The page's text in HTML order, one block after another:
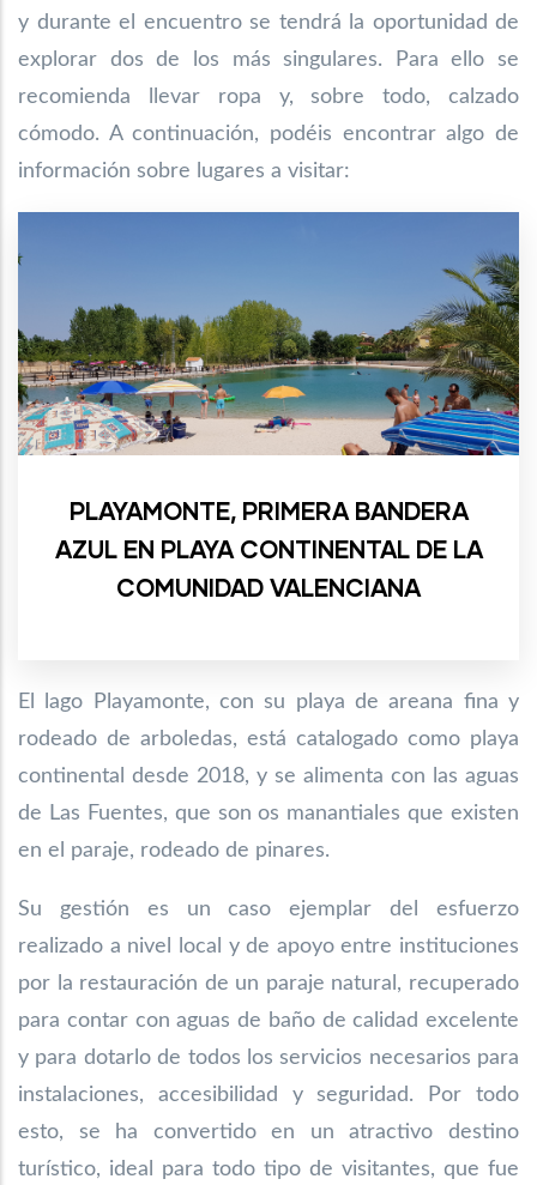
y durante el encuentro se tendrá la oportunidad de
explorar dos de los más singulares. Para ello se
recomienda llevar ropa y, sobre todo, calzado
cómodo. A continuación, podéis encontrar algo de
información sobre lugares a visitar:
PLAYAMONTE, PRIMERA BANDERA
AZUL EN PLAYA CONTINENTAL DE LA
COMUNIDAD VALENCIANA
El lago Playamonte, con su playa de areana fina y
rodeado de arboledas, está catalogado como playa
continental desde 2018, y se alimenta con las aguas
de Las Fuentes, que sonos manantiales que existen
en el paraje, rodeado de pinares.
Su gestión es un caso ejemplar del esfuerzo
realizado a nivel local y de apoyo entre instituciones
por la restauración de un paraje natural, recuperado
para contar con aguas de baño de calidad excelente
y para dotarlo de todos los servicios necesarios para
instalaciones, accesibilidad y seguridad. Por todo
esto, se ha convertido en un atractivo destino
turístico, ideal para todo tipo de visitantes, que fue